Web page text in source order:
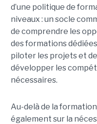
d’une politique de
niveaux : un socle
de comprendre les
des formations
piloter les projets et
développer les
nécessaires.
Au-delà de la
également sur la